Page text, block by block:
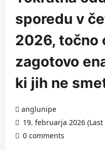
sporedu v
2026, točno
zagotovo
ki jih ne
anglunipe
19. februarja 2026
0 comments